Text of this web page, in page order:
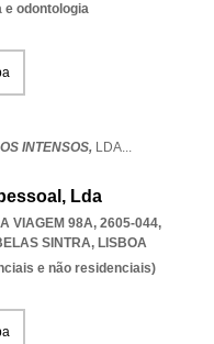
e odontologia
INTENSOS, LDA...
Lda
VIAGEM 98A, 2605-044,
SINTRA, LISBOA
e não residenciais)